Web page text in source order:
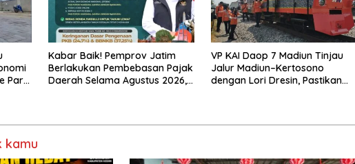
Pare
Kabar Baik! Pemprov Jatim
Berlakukan Pembebasan Pajak
Daerah Selama Agustus 2026,
VP KAI Daop 7 Madiun Tinjau
Jalur Madiun–Kertosono
dengan Lori Dresin, Pastikan
kamu